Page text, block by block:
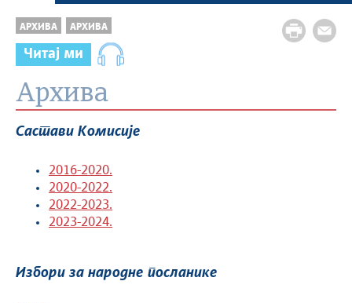
АРХИВА АРХИВА
Читај ми
Архива
Састави Комисије
2016-2020.
2020-2022.
2022-2023.
2023-2024.
Избори за народне посланике